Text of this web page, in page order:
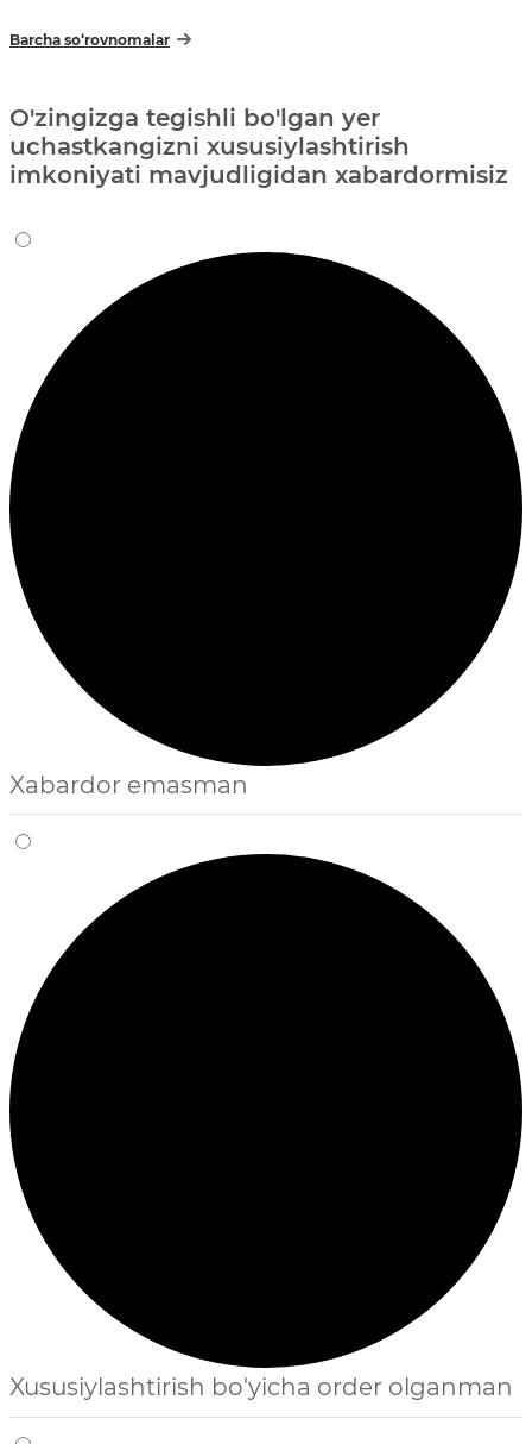
Barcha so‘rovnomalar
O'zingizga tegishli bo'lgan yer
uchastkangizni xususiylashtirish
imkoniyati mavjudligidan xabardormisiz
Xabardor emasman
Xususiylashtirish bo'yicha order olganman